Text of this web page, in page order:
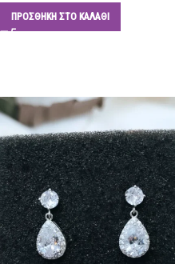
ΠΡΟΣΘΉΚΗ ΣΤΟ ΚΑΛΆΘΙ